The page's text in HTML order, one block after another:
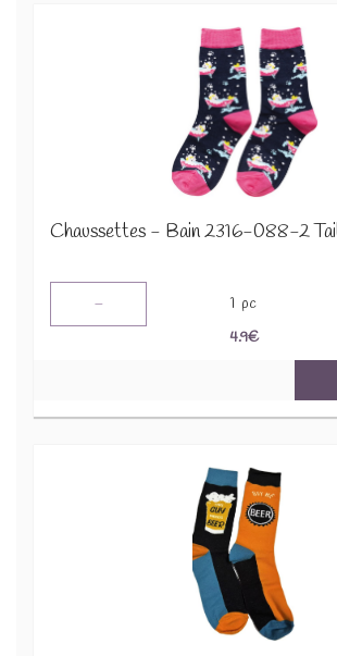
Chaussettes - Bain 2316-088-2
- 1 pc
4.9€